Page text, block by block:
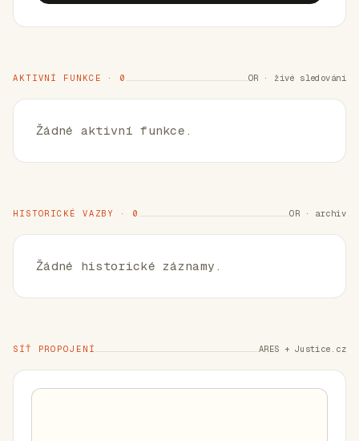
AKTIVNÍ FUNKCE · 0 OR · živé sledování
Žádné aktivní funkce.
HISTORICKÉ VAZBY · 0 OR · archiv
Žádné historické záznamy.
SÍŤ PROPOJENÍ ARES + Justice.cz